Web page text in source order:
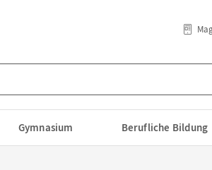
Gymnasium Berufliche Bildung